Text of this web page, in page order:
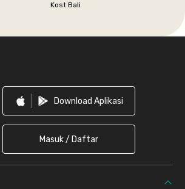
Kost Bali
Download Aplikasi
Masuk / Daftar